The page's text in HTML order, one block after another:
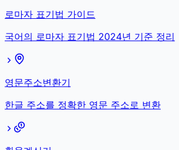
로마자 표기법 가이드
국어의 로마자 표기법 2024년 기준 정리
영문주소변환기
한글 주소를 정확한 영문 주소로 변환